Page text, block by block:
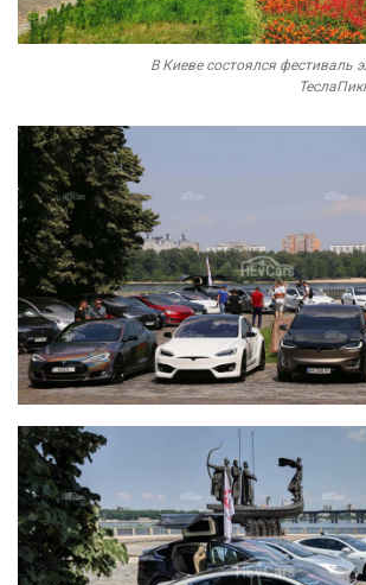
В Киеве состоялся фестиваль